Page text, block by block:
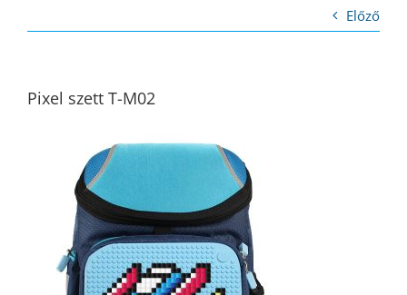
Előző
Pixel szett T-M02